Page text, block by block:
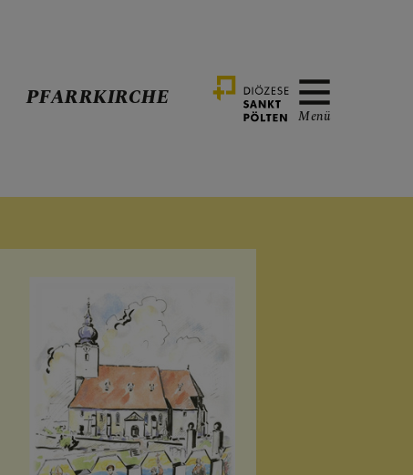
PFARRKIRCHE
Menü